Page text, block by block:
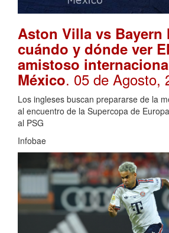
Aston Villa vs Bayern
cuándo y dónde ver
amistoso
México. 05 de Agosto,
Los ingleses buscan prepararse de la
al encuentro de la Supercopa de
al PSG
Infobae